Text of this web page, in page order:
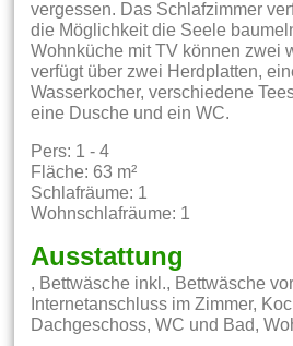
vergessen. Das Schlafzimmer
die Möglichkeit die Seele
Wohnküche mit TV können zwei
verfügt über zwei Herdplatten,
Wasserkocher, verschiedene
eine Dusche und ein WC.
Pers: 1 - 4
Fläche: 63 m²
Schlafräume: 1
Wohnschlafräume: 1
Ausstattung
, Bettwäsche inkl., Bettwäsche
Internetanschluss im Zimmer,
Dachgeschoss, WC und Bad,